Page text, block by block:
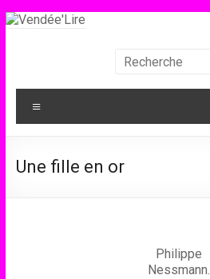
Aller
Vendée'Lire
Le
prix
collégiens
Une fille en or
Philippe
Nessmann.